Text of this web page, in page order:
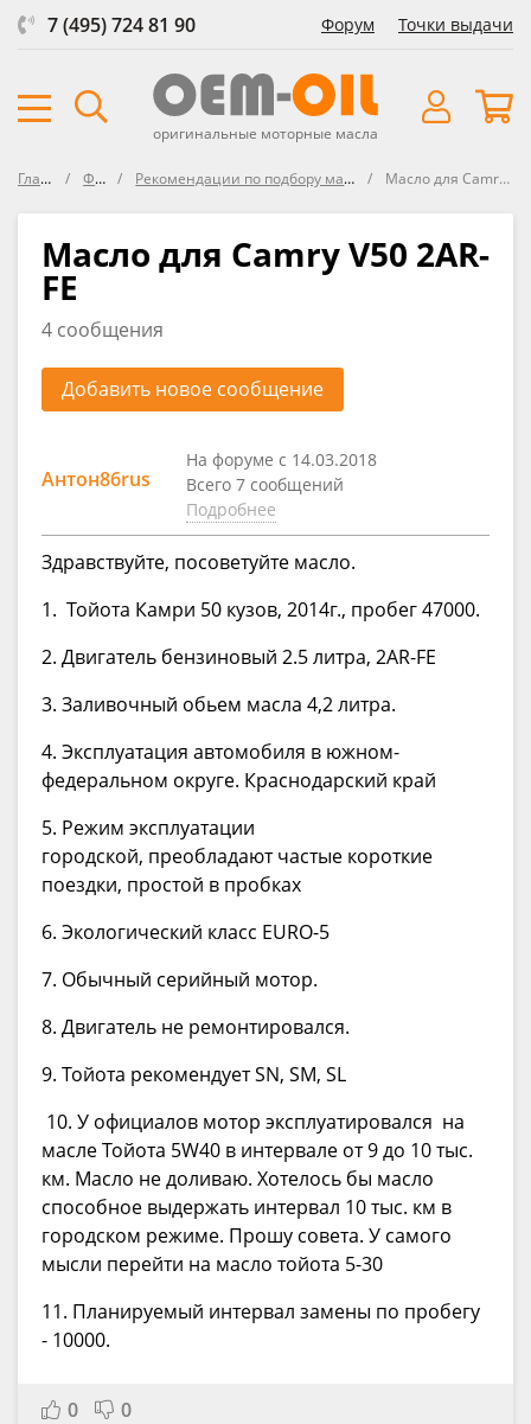
7 (495) 724 81 90 Форум Точки выдачи
оригинальные моторные масла
Главная Форум Рекомендации по подбору масла в Lexus / Toyota Масло для Camry V50 2AR-FE
Масло для Camry V50 2AR-
FE
4 сообщения
Добавить новое сообщение
Антон86rus
На форуме с 14.03.2018
Всего 7 сообщений
Подробнее
Здравствуйте, посоветуйте масло.
1. Тойота Камри 50 кузов, 2014г., пробег 47000.
2. Двигатель бензиновый 2.5 литра, 2AR-FE
3. Заливочный обьем масла 4,2 литра.
4. Эксплуатация автомобиля в южном-
федеральном округе. Краснодарский край
5. Режим эксплуатации
городской, преобладают частые короткие
поездки, простой в пробках
6. Экологический класс EURO-5
7. Обычный серийный мотор.
8. Двигатель не ремонтировался.
9. Тойота рекомендует SN, SM, SL
10. У официалов мотор эксплуатировался на
масле Тойота 5W40 в интервале от 9 до 10 тыс.
км. Масло не доливаю. Хотелось бы масло
способное выдержать интервал 10 тыс. км в
городском режиме. Прошу совета. У самого
мысли перейти на масло тойота 5-30
11. Планируемый интервал замены по пробегу
- 10000.
0 0